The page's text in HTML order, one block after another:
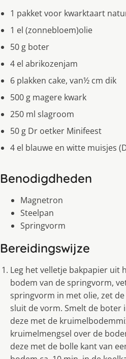
1 pakket voor kwarktaart
1 el (zonnebloem)olie
50 g boter
4 el abrikozenjam
6 plakken cake, van½ cm dik
500 g magere kwark
250 ml slagroom
50 g Dr oetker Minifeest
4 el blauwe en witte muisjes
Benodigdheden
Magnetron
Steelpan
Springvorm
Bereidingswijze
Leg het velletje bakpapier uit
bodem van de springvorm,
springvorm in met olie, zet
sluit de vorm. Smelt de boter
deze met de
kruimelmengsel over de
deze met de bolle kant van